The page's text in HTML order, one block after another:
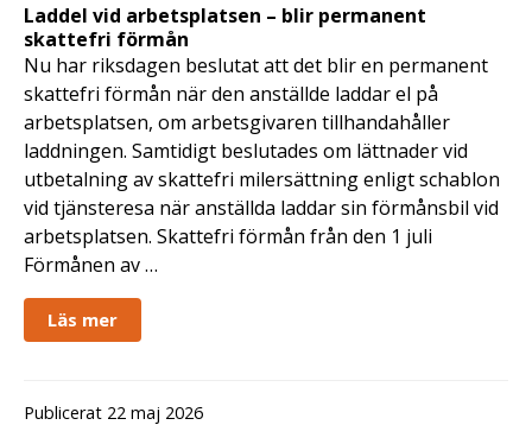
Laddel vid arbetsplatsen – blir permanent
skattefri förmån
Nu har riksdagen beslutat att det blir en permanent
skattefri förmån när den anställde laddar el på
arbetsplatsen, om arbetsgivaren tillhandahåller
laddningen. Samtidigt beslutades om lättnader vid
utbetalning av skattefri milersättning enligt schablon
vid tjänsteresa när anställda laddar sin förmånsbil vid
arbetsplatsen. Skattefri förmån från den 1 juli
Förmånen av …
Läs mer
Publicerat 22 maj 2026